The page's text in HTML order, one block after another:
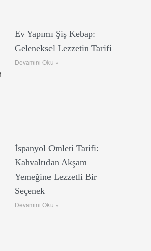
Ev Yapımı Şiş Kebap:
Geleneksel Lezzetin Tarifi
Devamını Oku »
İspanyol Omleti Tarifi:
Kahvaltıdan Akşam
Yemeğine Lezzetli Bir
Seçenek
Devamını Oku »